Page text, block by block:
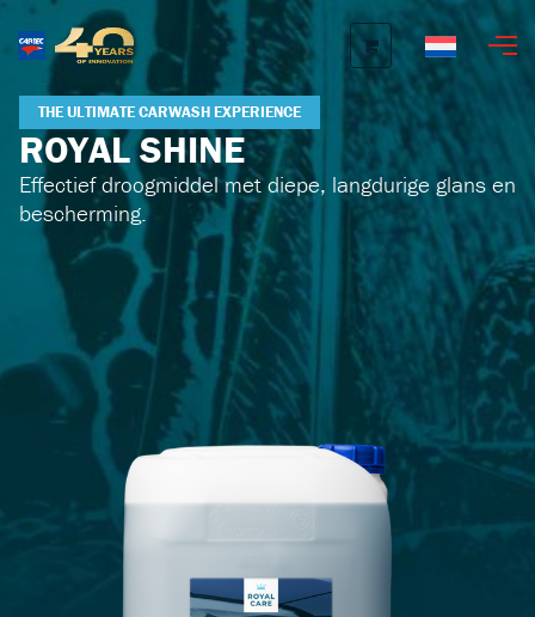
Nederlands
THE ULTIMATE CARWASH EXPERIENCE
ROYAL SHINE
Effectief droogmiddel met diepe, langdurige glans en
bescherming.